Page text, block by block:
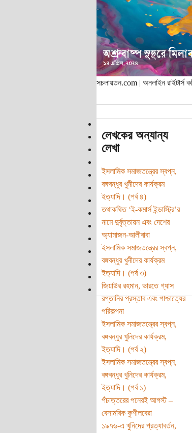
সচলায়তন.com | অনলাইন রাইটার্স
লেখকের অন্যান্য
লেখা
ইসলামিক সমাজতন্ত্রের স্বপ্ন,
বঙ্গবন্ধুর খুনীদের কার্যক্রম
ইত্যাদি। (পর্ব ৪)
তথাকথিত ‘ই-কমার্স ইন্ডাস্ট্রি’র
নামে দুর্বৃত্তায়ন এবং দেশের
অ্যামাজন-আলীবাবা
ইসলামিক সমাজতন্ত্রের স্বপ্ন,
বঙ্গবন্ধুর খুনীদের কার্যক্রম
ইত্যাদি। (পর্ব ৩)
জিয়াউর রহমান, ভারতে গ্যাস
রপ্তানির প্রস্তাব এবং পাশ্চাত্যের
পরিকল্পনা
ইসলামিক সমাজতন্ত্রের স্বপ্ন,
বঙ্গবন্ধুর খুনিদের কার্যক্রম,
ইত্যাদি। (পর্ব ২)
ইসলামিক সমাজতন্ত্রের স্বপ্ন,
বঙ্গবন্ধুর খুনিদের কার্যক্রম,
ইত্যাদি। (পর্ব ১)
পঁচাত্তরের পনেরই আগস্ট –
বেসামরিক কুশীলবেরা
১৯৭৬-এ খুনিদের প্রত্যাবর্তন,